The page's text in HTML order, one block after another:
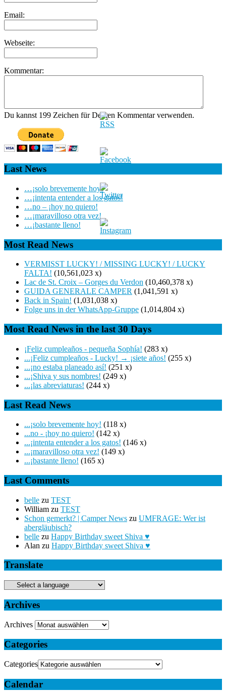
Email:
Webseite:
Kommentar:
Du kannst 199 Zeichen für Deinen Kommentar verwenden.
Last News
…¡solo brevemente hoy!
…¡intenta entender a los gatos!
…no – ¡hoy no quiero!
…¡maravilloso otra vez!
…¡bastante lleno!
Most Read News
VERMISST LUCKY! / MISSING LUCKY! / LUCKY
FALTA! (10,561,023 x)
Lac de St. Croix – Gorges du Verdon (10,460,378 x)
GUIDA GENERALE CAMPER (1,041,591 x)
Back in Spain! (1,031,038 x)
Folge uns in der WhatsApp-Gruppe (1,014,804 x)
Most Read News in the last 30 Days
¡Feliz cumpleaños - pequeña Sophía! (283 x)
...¡Feliz cumpleaños - Lucky! → ¡siete años! (255 x)
...¡no estaba planeado así! (251 x)
...¡Shiva y sus nombres! (249 x)
...¡las abreviaturas! (244 x)
Last Read News
...¡solo brevemente hoy! (118 x)
...no - ¡hoy no quiero! (142 x)
...¡intenta entender a los gatos! (146 x)
...¡maravilloso otra vez! (149 x)
...¡bastante lleno! (165 x)
Last Comments
belle zu TEST
William zu TEST
Schon gemerkt? | Camper News zu UMFRAGE: Wer ist
abergläubisch?
belle zu Happy Birthday sweet Shiva ♥
Alan zu Happy Birthday sweet Shiva ♥
Translate
Archives
Archives
Categories
Categories
Calendar